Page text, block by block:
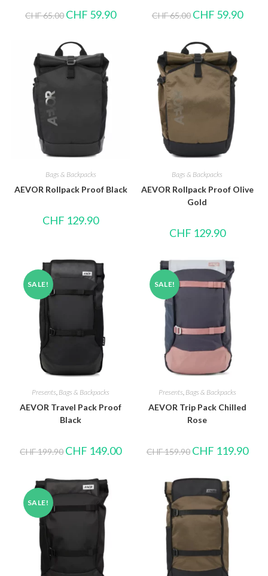
CHF65.00 CHF 59.90 CHF65.00 CHF 59.90
Bags & Backpacks
AEVOR Rollpack Proof Black
CHF 129.90
Bags & Backpacks
AEVOR Rollpack Proof Olive
Gold
CHF 129.90
SALE!
Presents, Bags & Backpacks
AEVOR Travel Pack Proof
Black
CHF199.90 CHF 149.00
SALE!
Presents, Bags & Backpacks
AEVOR Trip Pack Chilled
Rose
CHF159.90 CHF 119.90
SALE!